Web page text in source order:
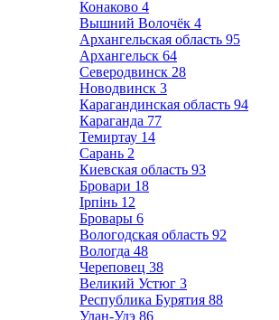
Конаково 4
Вышний Волочёк 4
Архангельская область 95
Архангельск 64
Северодвинск 28
Новодвинск 3
Карагандинская область 94
Караганда 77
Темиртау 14
Сарань 2
Киевская область 93
Бровари 18
Ірпінь 12
Бровары 6
Вологодская область 92
Вологда 48
Череповец 38
Великий Устюг 3
Республика Бурятия 88
Улан-Удэ 86